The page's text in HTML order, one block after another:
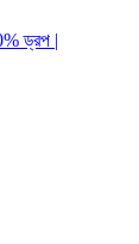
ড্রপ |